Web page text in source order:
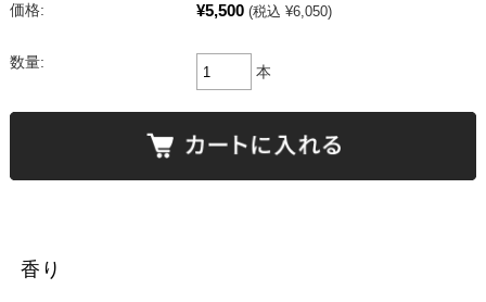
価格: ¥5,500 (税込 ¥6,050)
数量:
本
香り